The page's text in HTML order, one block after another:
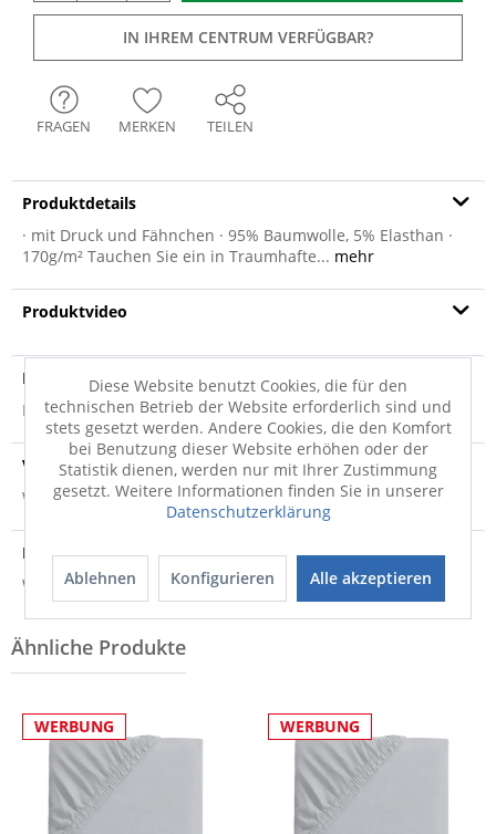
IN IHREM CENTRUM VERFÜGBAR?
FRAGEN MERKEN TEILEN
Produktdetails
· mit Druck und Fähnchen · 95% Baumwolle, 5% Elasthan ·
170g/m² Tauchen Sie ein in Traumhafte... mehr
Produktvideo
Produktsicherheit
Produktsicherheit
Versandinfo
Weitere Informationen zum Versand...
Hersteller
Weitere Informationen zum Hersteller...
Diese Website benutzt Cookies, die für den
technischen Betrieb der Website erforderlich sind und
stets gesetzt werden. Andere Cookies, die den Komfort
bei Benutzung dieser Website erhöhen oder der
Statistik dienen, werden nur mit Ihrer Zustimmung
gesetzt. Weitere Informationen finden Sie in unserer
Datenschutzerklärung
Ablehnen Konfigurieren Alle akzeptieren